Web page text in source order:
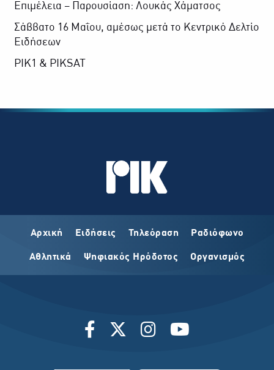
Επιμέλεια – Παρουσίαση: Λουκάς Χάματσος
Σάββατο 16 Μαΐου, αμέσως μετά το Κεντρικό Δελτίο
Ειδήσεων
ΡΙΚ1 & ΡΙΚSAT
Αρχική Ειδήσεις Τηλεόραση Ραδιόφωνο
Αθλητικά Ψηφιακός Ηρόδοτος Οργανισμός